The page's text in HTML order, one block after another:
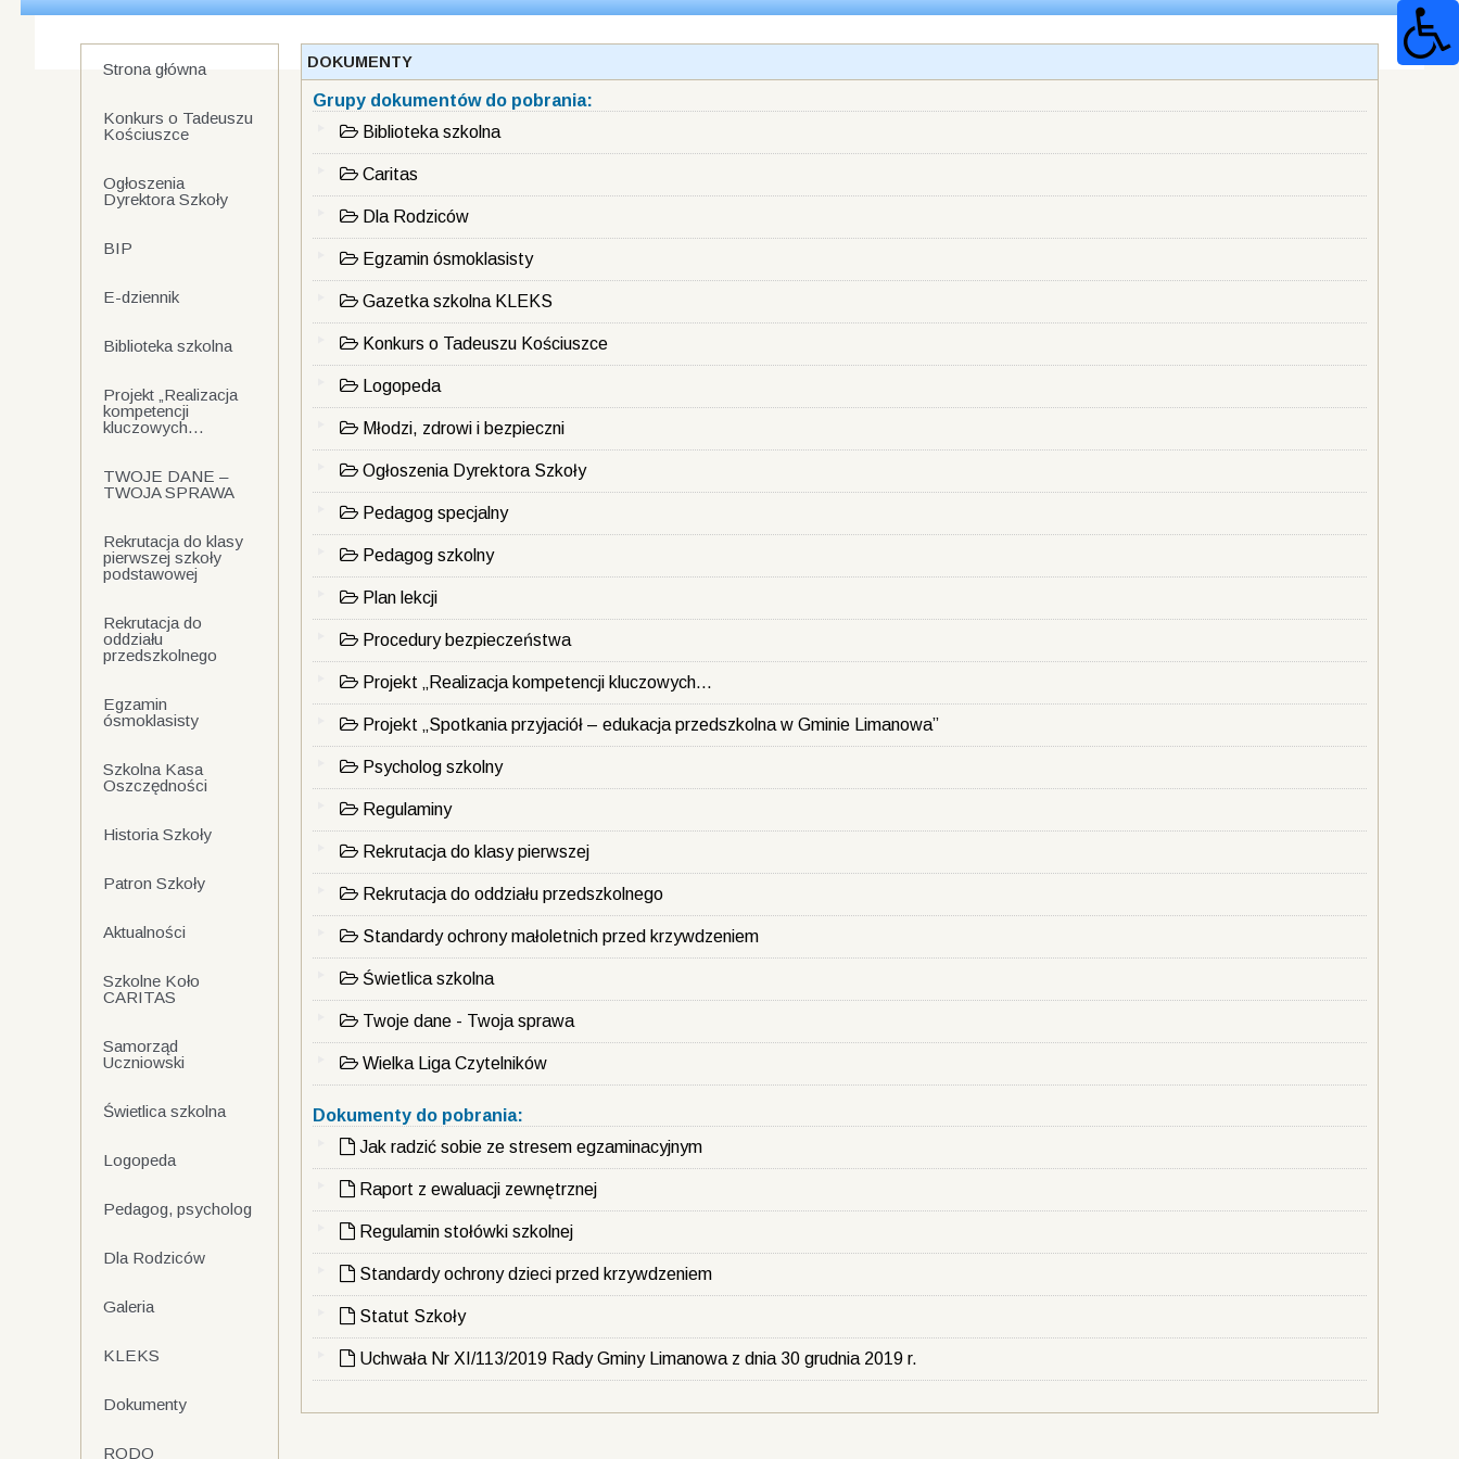
Strona główna
Konkurs o Tadeuszu
Kościuszce
Ogłoszenia
Dyrektora Szkoły
BIP
E-dziennik
Biblioteka szkolna
Projekt „Realizacja
kompetencji
kluczowych...
TWOJE DANE –
TWOJA SPRAWA
Rekrutacja do klasy
pierwszej szkoły
podstawowej
Rekrutacja do
oddziału
przedszkolnego
Egzamin
ósmoklasisty
Szkolna Kasa
Oszczędności
Historia Szkoły
Patron Szkoły
Aktualności
Szkolne Koło
CARITAS
Samorząd
Uczniowski
Świetlica szkolna
Logopeda
Pedagog, psycholog
Dla Rodziców
Galeria
KLEKS
Dokumenty
RODO
DOKUMENTY
Grupy dokumentów do pobrania:
Biblioteka szkolna
Caritas
Dla Rodziców
Egzamin ósmoklasisty
Gazetka szkolna KLEKS
Konkurs o Tadeuszu Kościuszce
Logopeda
Młodzi, zdrowi i bezpieczni
Ogłoszenia Dyrektora Szkoły
Pedagog specjalny
Pedagog szkolny
Plan lekcji
Procedury bezpieczeństwa
Projekt „Realizacja kompetencji kluczowych...
Projekt „Spotkania przyjaciół – edukacja przedszkolna w Gminie Limanowa”
Psycholog szkolny
Regulaminy
Rekrutacja do klasy pierwszej
Rekrutacja do oddziału przedszkolnego
Standardy ochrony małoletnich przed krzywdzeniem
Świetlica szkolna
Twoje dane - Twoja sprawa
Wielka Liga Czytelników
Dokumenty do pobrania:
Jak radzić sobie ze stresem egzaminacyjnym
Raport z ewaluacji zewnętrznej
Regulamin stołówki szkolnej
Standardy ochrony dzieci przed krzywdzeniem
Statut Szkoły
Uchwała Nr XI/113/2019 Rady Gminy Limanowa z dnia 30 grudnia 2019 r.